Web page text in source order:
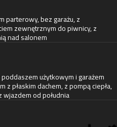
parterowy, bez garażu, z
zewnętrznym do piwnicy, z
nad salonem
użytkowym i garażem
płaskim dachem, z pompą ciepła,
wjazdem od południa